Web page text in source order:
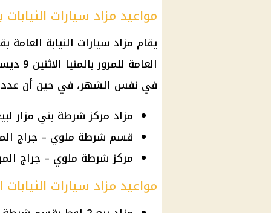
مواعيد مزاد سيارات النيابات
يقام مزاد سيارات النيابة العامة
في نفس الشهر، في حين أن عدد
مزاد مركز شرطة بني مزار لبيع 8
قسم شرطة ملوي – جراج المرور
مركز شرطة ملوي – جراج المرور..
مواعيد مزاد سيارات